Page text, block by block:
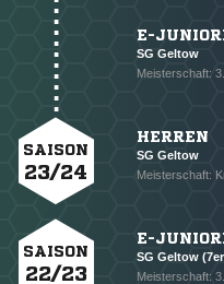
E-
SG Geltow
Meisterschaft:
SAISON
23/24
HERREN
SG Geltow
Meisterschaft:
SAISON
22/23
E-
SG Geltow
Meisterschaft: